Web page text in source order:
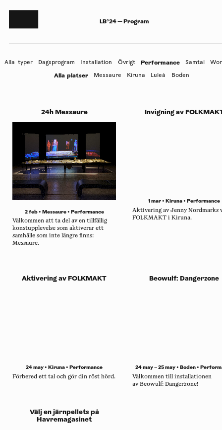
LB°24 — Program
Alla typer Dagsprogram Installation Övrigt Performance Samtal
Alla platser Messaure Kiruna Luleå Boden
24h Messaure
2 feb • Messaure • Performance
Välkommen att ta del av en tillfällig
konstupplevelse som aktiverar ett
samhälle som inte längre finns:
Messaure.
Invigning av
1 mar • Kiruna • Performance
Aktivering av Jenny Nordmarks
FOLKMAKT i Kiruna.
Aktivering av FOLKMAKT
24 may • Kiruna • Performance
Förbered ett tal och gör din röst hörd.
Beowulf: Dangerzone
24 may – 25 may • Boden •
Välkommen till installationen
av Beowulf: Dangerzone!
Välj en järnpellets på
Havremagasinet